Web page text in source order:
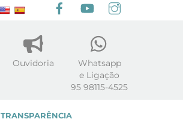
TRANSPARÊNCIA
Ouvidoria
Whatsapp
e Ligação
95 98115-4525